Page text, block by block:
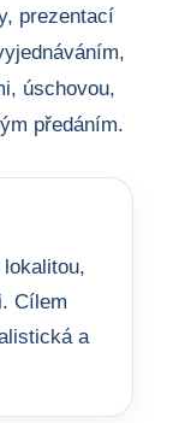
prezentací
úschovou,
předáním.
Cílem
a